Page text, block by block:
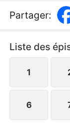
manipule la
frères Bailly.
Naïs.
Lucas,
sincèrement.
Partager:
Liste des
1
6